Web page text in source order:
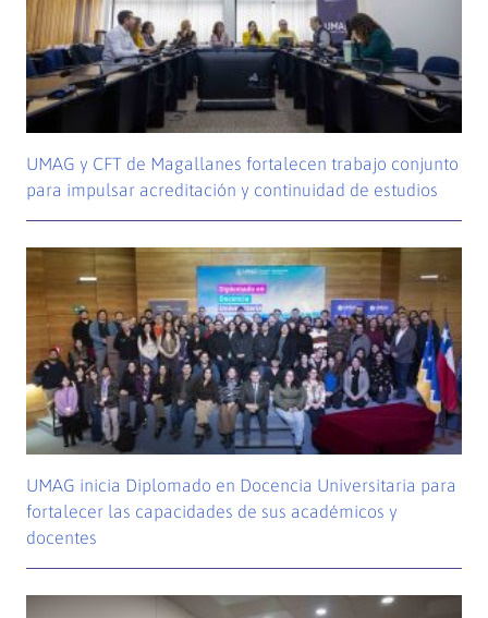
UMAG y CFT de Magallanes fortalecen trabajo conjunto
para impulsar acreditación y continuidad de estudios
UMAG inicia Diplomado en Docencia Universitaria para
fortalecer las capacidades de sus académicos y
docentes